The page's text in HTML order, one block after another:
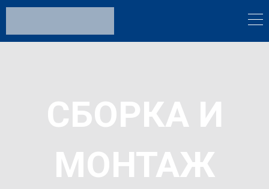
СБОРКА И
МОНТАЖ